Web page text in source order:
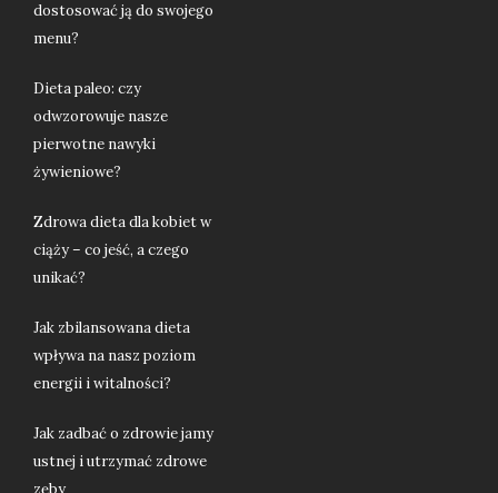
dostosować ją do swojego
menu?
Dieta paleo: czy
odwzorowuje nasze
pierwotne nawyki
żywieniowe?
Zdrowa dieta dla kobiet w
ciąży – co jeść, a czego
unikać?
Jak zbilansowana dieta
wpływa na nasz poziom
energii i witalności?
Jak zadbać o zdrowie jamy
ustnej i utrzymać zdrowe